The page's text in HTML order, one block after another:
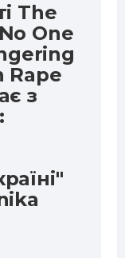
The
One
Rape
з